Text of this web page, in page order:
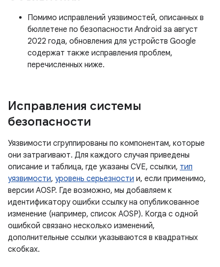
Помимо исправлений уязвимостей, описанных в
бюллетене по безопасности Android за август
2022 года, обновления для устройств Google
содержат также исправления проблем,
перечисленных ниже.
Исправления системы
безопасности
Уязвимости сгруппированы по компонентам, которые
они затрагивают. Для каждого случая приведены
описание и таблица, где указаны CVE, ссылки, тип
уязвимости, уровень серьезности и, если применимо,
версии AOSP. Где возможно, мы добавляем к
идентификатору ошибки ссылку на опубликованное
изменение (например, список AOSP). Когда с одной
ошибкой связано несколько изменений,
дополнительные ссылки указываются в квадратных
скобках.